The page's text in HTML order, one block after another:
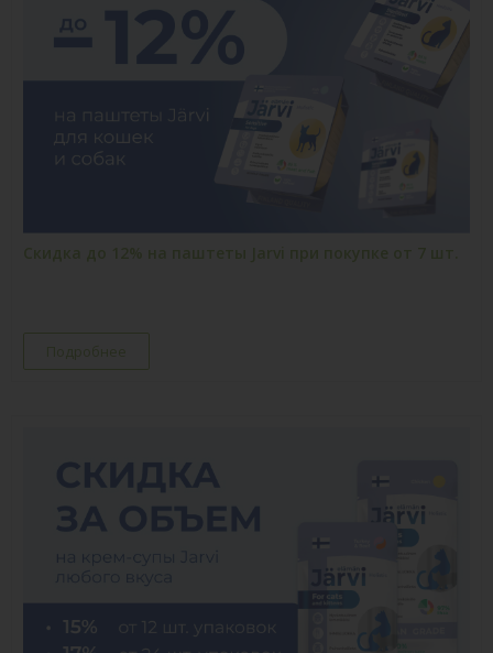
Скидка до 12% на паштеты Jarvi при покупке от 7 шт.
Подробнее